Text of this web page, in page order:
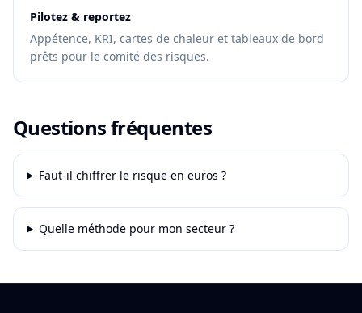
Pilotez & reportez
Appétence, KRI, cartes de chaleur et tableaux de bord
prêts pour le comité des risques.
Questions fréquentes
Faut-il chiffrer le risque en euros ?
Quelle méthode pour mon secteur ?